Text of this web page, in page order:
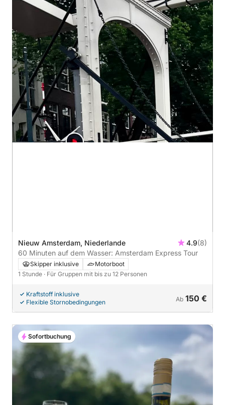
Nieuw Amsterdam, Niederlande 4.9(8)
60 Minuten auf dem Wasser: Amsterdam Express Tour
Skipper inklusive
Motorboot
1 Stunde · Für Gruppen mit bis zu 12 Personen
Kraftstoff inklusive
Flexible Stornobedingungen
Ab 150 €
Sofortbuchung